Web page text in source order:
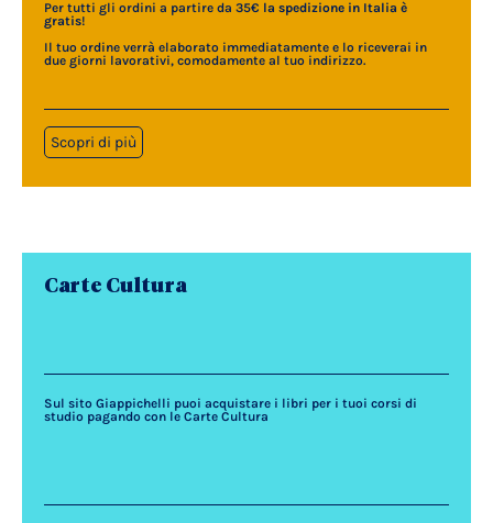
Per tutti gli ordini a partire da 35€ la spedizione in Italia è
gratis!
Il tuo ordine verrà elaborato immediatamente e lo riceverai in
due giorni lavorativi, comodamente al tuo indirizzo.
Scopri di più
Carte Cultura
Sul sito Giappichelli puoi acquistare i libri per i tuoi corsi di
studio pagando con le Carte Cultura